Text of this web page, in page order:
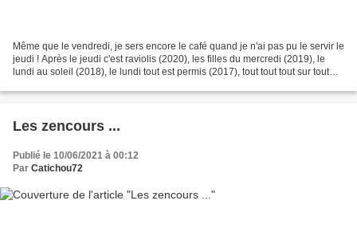
Même que le vendredi, je sers encore le café quand je n'ai pas pu le servir le
jeudi ! Après le jeudi c'est raviolis (2020), les filles du mercredi (2019), le
lundi au soleil (2018), le lundi tout est permis (2017), tout tout tout sur tout
Les zencours ...
Publié le 10/06/2021 à 00:12
Par Catichou72